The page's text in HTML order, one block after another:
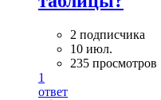
2 подписчика
10 июл.
235 просмотров
1
ответ